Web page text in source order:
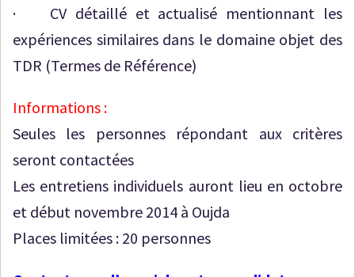
· CV détaillé et actualisé mentionnant les
expériences similaires dans le domaine objet des
TDR (Termes de Référence)
Informations :
Seules les personnes répondant aux critères
seront contactées
Les entretiens individuels auront lieu en octobre
et début novembre 2014 à Oujda
Places limitées : 20 personnes